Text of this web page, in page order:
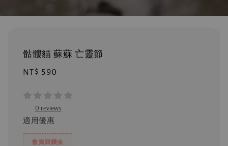
骷髏貓 蘇蘇 亡靈節
Regular
NT$ 590
0 reviews
適用優惠
會員回饋金